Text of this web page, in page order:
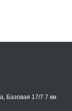
Україна, Одеса, Базовая 17/7 7 км